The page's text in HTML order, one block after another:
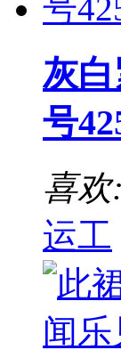
灰
号
喜
运工